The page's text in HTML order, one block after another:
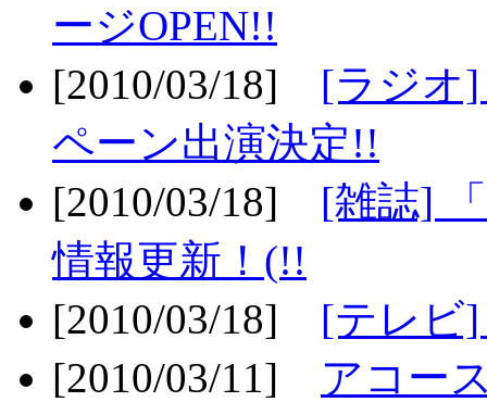
ージOPEN!!
[2010/03/18] [ラジオ
ペーン出演決定!!
[2010/03/18] [雑誌]
情報更新！(!!
[2010/03/18] [テレビ
[2010/03/11] アコー